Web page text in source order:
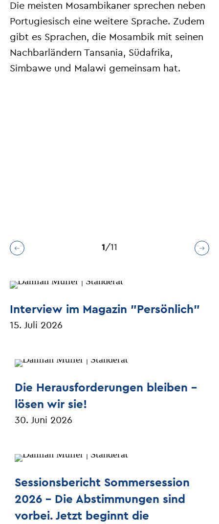
Die meisten Mosambikaner sprechen neben
Portugiesisch eine weitere Sprache. Zudem
gibt es Sprachen, die Mosambik mit seinen
Nachbarländern Tansania, Südafrika,
Simbawe und Malawi gemeinsam hat.
Interview im Magazin "Persönlich"
15. Juli 2026
Die Herausforderungen bleiben –
lösen wir sie!
30. Juni 2026
Sessionsbericht Sommersession
2026 - Die Abstimmungen sind
vorbei. Jetzt beginnt die